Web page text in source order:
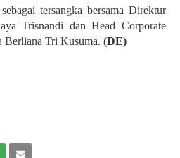
tersangka bersama Direktur
Trisnandi dan Head Corporate
Berliana Tri Kusuma. (DE)